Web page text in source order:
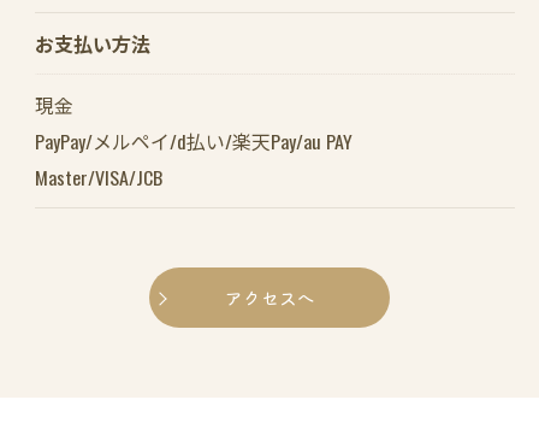
お支払い方法
現金
PayPay/メルペイ/d払い/楽天Pay/au PAY
Master/VISA/JCB
アクセスへ